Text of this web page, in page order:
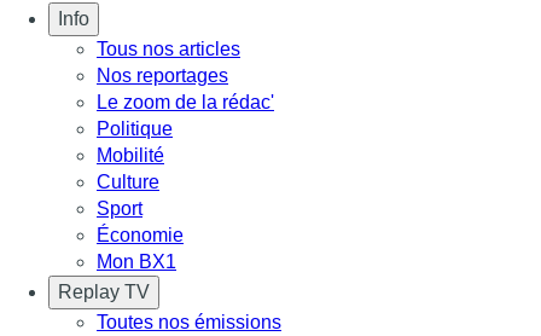
Info
Tous nos articles
Nos reportages
Le zoom de la rédac'
Politique
Mobilité
Culture
Sport
Économie
Mon BX1
Replay TV
Toutes nos émissions